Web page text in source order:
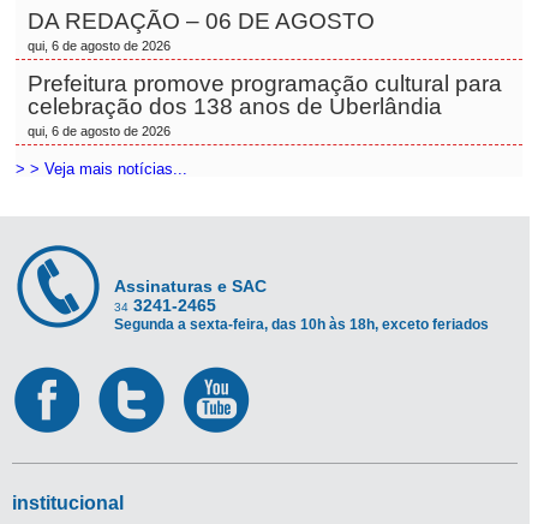
DA REDAÇÃO – 06 DE AGOSTO
qui, 6 de agosto de 2026
Prefeitura promove programação cultural para
celebração dos 138 anos de Uberlândia
qui, 6 de agosto de 2026
> > Veja mais notícias...
Assinaturas e SAC
34 3241-2465
Segunda a sexta-feira, das 10h às 18h, exceto feriados
institucional